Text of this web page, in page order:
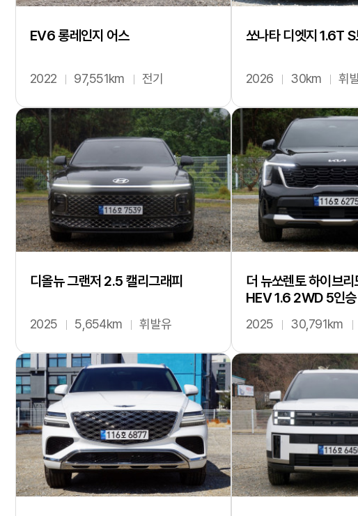
EV6 롱레인지 어스
2022 97,551km 전기
쏘나타 디엣지 1.6T
2026 30km 휘
디올뉴 그랜저 2.5 캘리그래피
2025 5,654km 휘발유
더 뉴쏘렌토 하이브
HEV 1.6 2WD 5인승
2025 30,791km